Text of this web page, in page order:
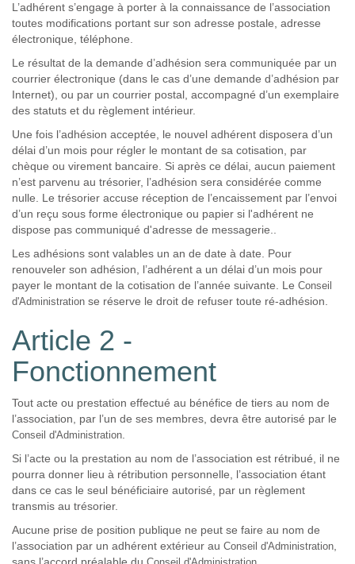
L’adhérent s’engage à porter à la connaissance de l’association
toutes modifications portant sur son adresse postale, adresse
électronique, téléphone.
Le résultat de la demande d’adhésion sera communiquée par un
courrier électronique (dans le cas d’une demande d’adhésion par
Internet), ou par un courrier postal, accompagné d’un exemplaire
des statuts et du règlement intérieur.
Une fois l’adhésion acceptée, le nouvel adhérent disposera d’un
délai d’un mois pour régler le montant de sa cotisation, par
chèque ou virement bancaire. Si après ce délai, aucun paiement
n’est parvenu au trésorier, l’adhésion sera considérée comme
nulle. Le trésorier accuse réception de l’encaissement par l’envoi
d’un reçu sous forme électronique ou papier si l'adhérent ne
dispose pas communiqué d'adresse de messagerie..
Les adhésions sont valables un an de date à date
Pour
renouveler son adhésion, l’adhérent a un délai d’un mois pour
payer le montant de la cotisation de l’année suivante. Le Conseil
d'Administration se réserve le droit de refuser toute ré-adhésion.
Article 2 -
Fonctionnement
Tout acte ou prestation effectué au bénéfice de tiers au nom de
l’association, par l’un de ses membres, devra être autorisé par le
Conseil d'Administration
Si l’acte ou la prestation au nom de l’association est rétribué, il ne
pourra donner lieu à rétribution personnelle, l’association étant
dans ce cas le seul bénéficiaire autorisé, par un règlement
transmis au trésorier.
Aucune prise de position publique ne peut se faire au nom de
l’association par un adhérent extérieur au Conseil d'Administration